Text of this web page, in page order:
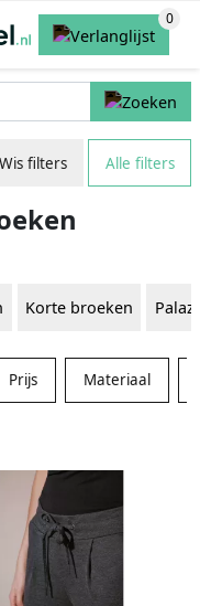
Wis filters Alle filters
Korte broeken
Prijs Materiaal